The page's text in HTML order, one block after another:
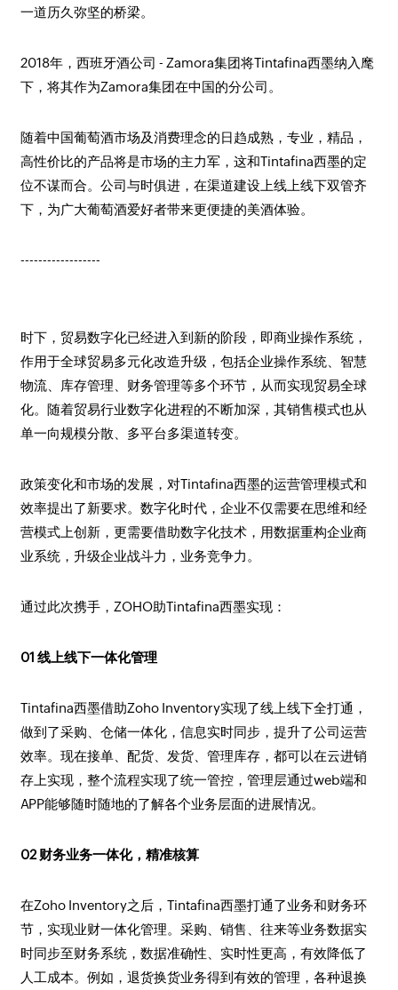
一道历久弥坚的桥梁。
2018年，西班牙酒公司 - Zamora集团将Tintafina西墨纳入麾
下，将其作为Zamora集团在中国的分公司。
随着中国葡萄酒市场及消费理念的日趋成熟，专业，精品，
高性价比的产品将是市场的主力军，这和Tintafina西墨的定
位不谋而合。公司与时俱进，在渠道建设上线上线下双管齐
下，为广大葡萄酒爱好者带来更便捷的美酒体验。
------------------
时下，贸易数字化已经进入到新的阶段，即商业操作系统，
作用于全球贸易多元化改造升级，包括企业操作系统、智慧
物流、库存管理、财务管理等多个环节，从而实现贸易全球
化。随着贸易行业数字化进程的不断加深，其销售模式也从
单一向规模分散、多平台多渠道转变。
政策变化和市场的发展，对Tintafina西墨的运营管理模式和
效率提出了新要求。数字化时代，企业不仅需要在思维和经
营模式上创新，更需要借助数字化技术，用数据重构企业商
业系统，升级企业战斗力，业务竞争力。
通过此次携手，ZOHO助Tintafina西墨实现：
01 线上线下一体化管理
Tintafina西墨借助Zoho Inventory实现了线上线下全打通，
做到了采购、仓储一体化，信息实时同步，提升了公司运营
效率。现在接单、配货、发货、管理库存，都可以在云进销
存上实现，整个流程实现了统一管控，管理层通过web端和
APP能够随时随地的了解各个业务层面的进展情况。
02 财务业务一体化，精准核算
在Zoho Inventory之后，Tintafina西墨打通了业务和财务环
节，实现业财一体化管理。采购、销售、往来等业务数据实
时同步至财务系统，数据准确性、实时性更高，有效降低了
人工成本。例如，退货换货业务得到有效的管理，各种退换